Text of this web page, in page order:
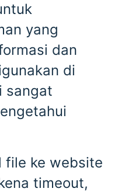
yang
dan
di
sangat
file ke website
timeout,